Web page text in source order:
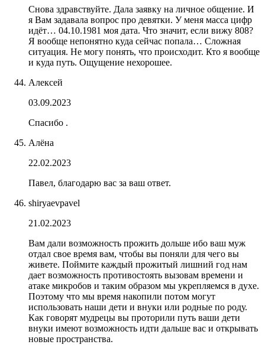
Снова здравствуйте. Дала заявку на личное общение. И
я Вам задавала вопрос про девятки. У меня масса цифр
идёт… 04.10.1981 моя дата. Что значит, если вижу 808?
Я вообще непонятно куда сейчас попала… Сложная
ситуация. Не могу понять, что происходит. Кто я вообще
и куда путь. Ощущение нехорошее.
Алексей
03.09.2023
Спасибо .
Алёна
22.02.2023
Павел, благодарю вас за ваш ответ.
shiryaevpavel
21.02.2023
Вам дали возможность прожить дольше ибо ваш муж
отдал свое время вам, чтобы вы поняли для чего вы
живете. Поймите каждый прожитый лишний год нам
дает возможность противостоять вызовам времени и
атаке микробов и таким образом мы укрепляемся в духе.
Поэтому что мы время накопили потом могут
использовать наши дети и внуки или родные по роду.
Как говорят мудрецы вы проторили путь ваши дети
внуки имеют возможность идти дальше вас и открывать
новые пространства.